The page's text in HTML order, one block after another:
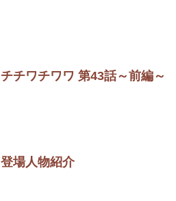
チチワチワワ 第43話～前編～
登場人物紹介